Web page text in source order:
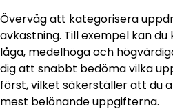
Överväg att kategorisera
avkastning. Till exempel kan
låga, medelhöga och
dig att snabbt bedöma vilka
först, vilket säkerställer att du
mest belönande uppgifterna.